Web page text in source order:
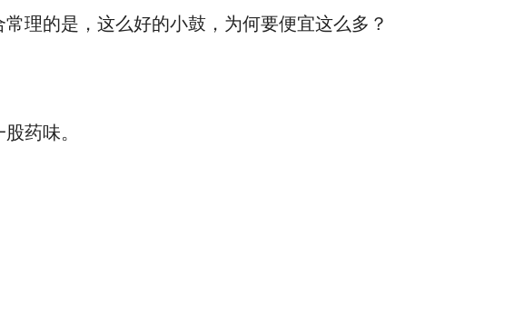
理的是，这么好的小鼓，为何要便宜这么多？
药味。